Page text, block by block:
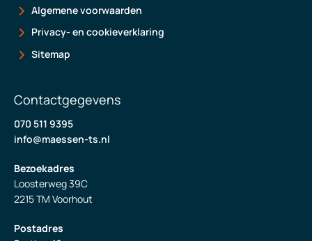
Algemene voorwaarden
Privacy- en cookieverklaring
Sitemap
Contactgegevens
070 511 9395
info@maessen-ts.nl
Bezoekadres
Loosterweg 39C
2215 TM Voorhout
Postadres